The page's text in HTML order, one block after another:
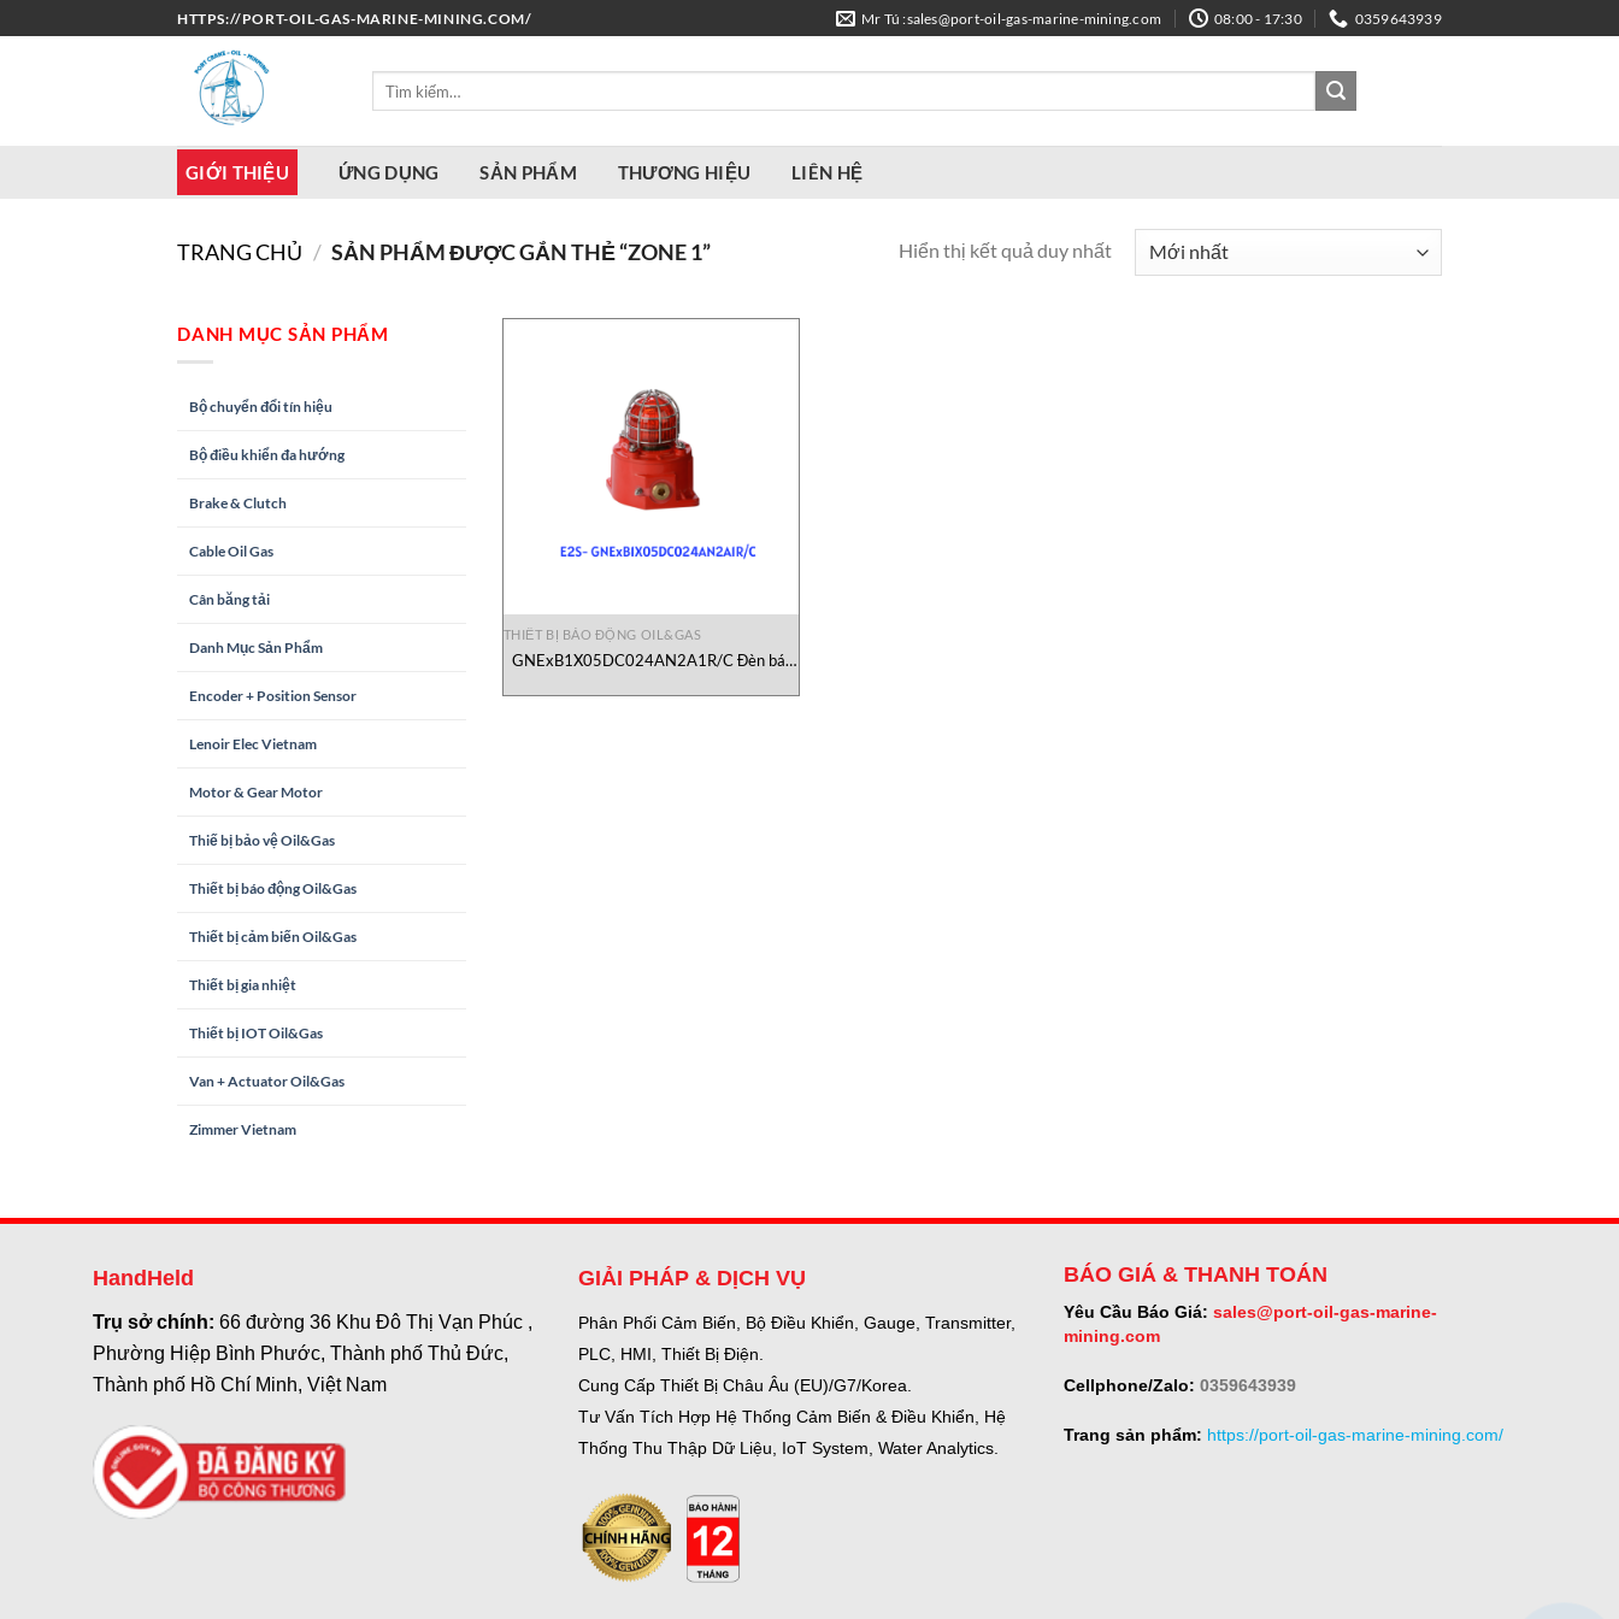
qua
HTTPS://PORT-OIL-GAS-MARINE-MINING.COM/ Mr Tú :sales@port-oil-gas-marine-mining.com 08:00 - 17:30 0359643939
GIỚI THIỆU ỨNG DỤNG SẢN PHẨM THƯƠNG HIỆU LIÊN HỆ
TRANG CHỦ / SẢN PHẨM ĐƯỢC GẮN THẺ “ZONE 1” Hiển thị kết quả duy nhất
DANH MỤC SẢN PHẨM
Bộ chuyển đổi tín hiệu
Bộ điều khiển đa hướng
Brake & Clutch
Cable Oil Gas
Cân băng tải
Danh Mục Sản Phẩm
Encoder + Position Sensor
Lenoir Elec Vietnam
Motor & Gear Motor
Thiế bị bảo vệ Oil&Gas
Thiết bị báo động Oil&Gas
Thiết bị cảm biến Oil&Gas
Thiết bị gia nhiệt
Thiết bị IOT Oil&Gas
Van + Actuator Oil&Gas
Zimmer Vietnam
THIẾT BỊ BÁO ĐỘNG OIL&GAS
GNExB1X05DC024AN2A1R/C Đèn báo
HandHeld
Trụ sở chính: 66 đường 36 Khu Đô Thị Vạn Phúc ,
Phường Hiệp Bình Phước, Thành phố Thủ Đức,
Thành phố Hồ Chí Minh, Việt Nam
GIẢI PHÁP & DỊCH VỤ
Phân Phối Cảm Biến, Bộ Điều Khiển, Gauge, Transmitter,
PLC, HMI, Thiết Bị Điện.
Cung Cấp Thiết Bị Châu Âu (EU)/G7/Korea.
Tư Vấn Tích Hợp Hệ Thống Cảm Biến & Điều Khiển, Hệ
Thống Thu Thập Dữ Liệu, IoT System, Water Analytics.
BÁO GIÁ & THANH TOÁN
Yêu Cầu Báo Giá: sales@port-oil-gas-marine-
mining.com
Cellphone/Zalo: 0359643939
Trang sản phẩm: https://port-oil-gas-marine-mining.com/